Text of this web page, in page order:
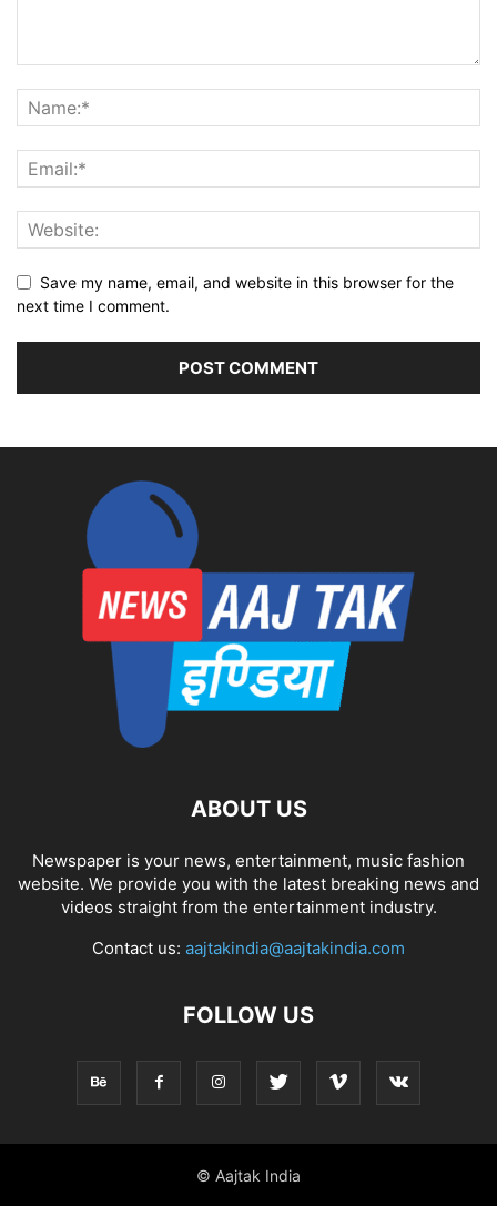
Save my name, email, and website in this browser for the
next time I comment.
ABOUT US
Newspaper is your news, entertainment, music fashion
website. We provide you with the latest breaking news and
videos straight from the entertainment industry.
Contact us: aajtakindia@aajtakindia.com
FOLLOW US
© Aajtak India